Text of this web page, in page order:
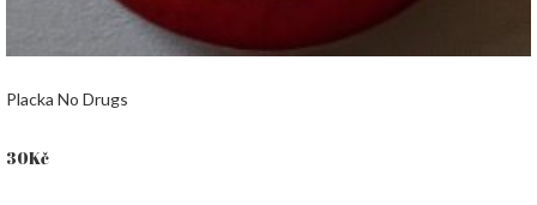
Placka No Drugs
30Kč